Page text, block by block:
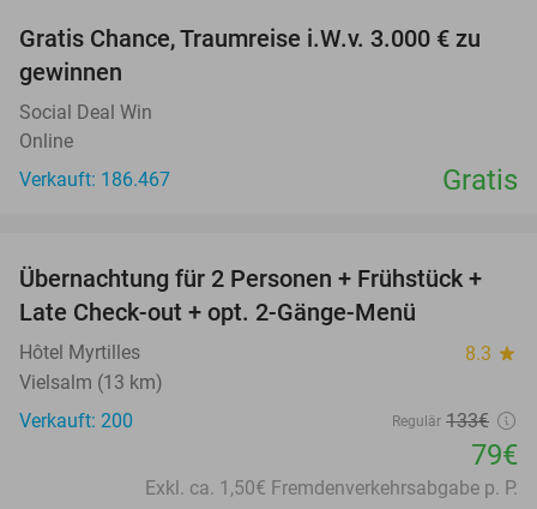
Gratis Chance, Traumreise i.W.v. 3.000 € zu
gewinnen
Social Deal Win
Online
Verkauft: 186.467
Gratis
41%
Übernachtung für 2 Personen + Frühstück +
Late Check-out + opt. 2-Gänge-Menü
Hôtel Myrtilles 8.3 star
Vielsalm (13 km)
Verkauft: 200
Regulär 133€
79€
Exkl. ca. 1,50€ Fremdenverkehrsabgabe p. P.